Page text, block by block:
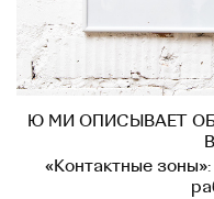
Ю МИ ОПИСЫВАЕТ
«Контактные